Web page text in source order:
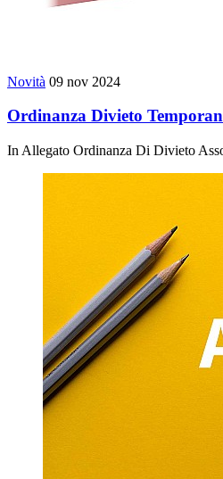
Novità 09 nov 2024
Ordinanza Divieto
In Allegato Ordinanza Di Divieto